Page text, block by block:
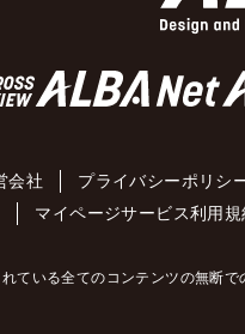
会社 プライバシーポリシ
マイページサービス利用規
ている全てのコンテンツの無断